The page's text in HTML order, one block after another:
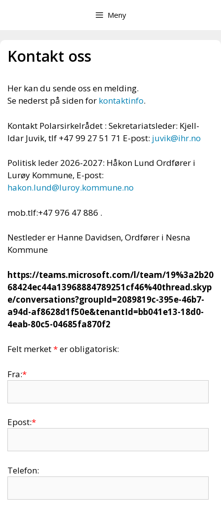
Meny
Kontakt oss
Her kan du sende oss en melding.
Se nederst på siden for kontaktinfo.
Kontakt Polarsirkelrådet : Sekretariatsleder: Kjell-
Idar Juvik, tlf +47 99 27 51 71 E-post: juvik@ihr.no
Politisk leder 2026-2027: Håkon Lund Ordfører i
Lurøy Kommune, E-post:
hakon.lund@luroy.kommune.no
mob.tlf:+47 976 47 886 .
Nestleder er Hanne Davidsen, Ordfører i Nesna
Kommune
https://teams.microsoft.com/l/team/19%3a2b20
68424ec44a13968884789251cf46%40thread.skyp
e/conversations?groupId=2089819c-395e-46b7-
a94d-af8628d1f50e&tenantId=bb041e13-18d0-
4eab-80c5-04685fa870f2
Felt merket*er obligatorisk:
Fra:*
Epost:*
Telefon: